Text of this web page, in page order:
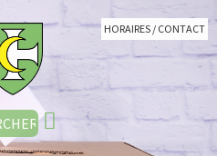
HORAIRES / CONTACT